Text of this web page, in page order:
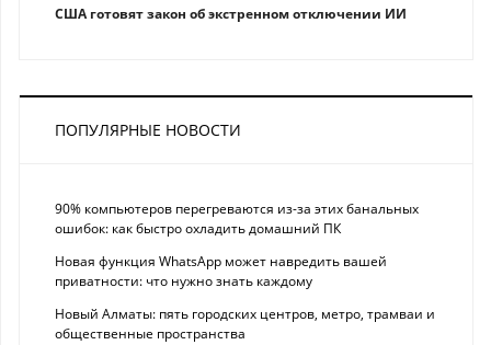
США готовят закон об экстренном отключении ИИ
ПОПУЛЯРНЫЕ НОВОСТИ
90% компьютеров перегреваются из-за этих банальных
ошибок: как быстро охладить домашний ПК
Новая функция WhatsApp может навредить вашей
приватности: что нужно знать каждому
Новый Алматы: пять городских центров, метро, трамваи и
общественные пространства